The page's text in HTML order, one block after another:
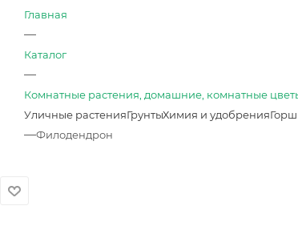
Главная
—
Каталог
—
Комнатные растения, домашние, комнатные
Уличные растенияГрунтыХимия и удобрения
—Филодендрон